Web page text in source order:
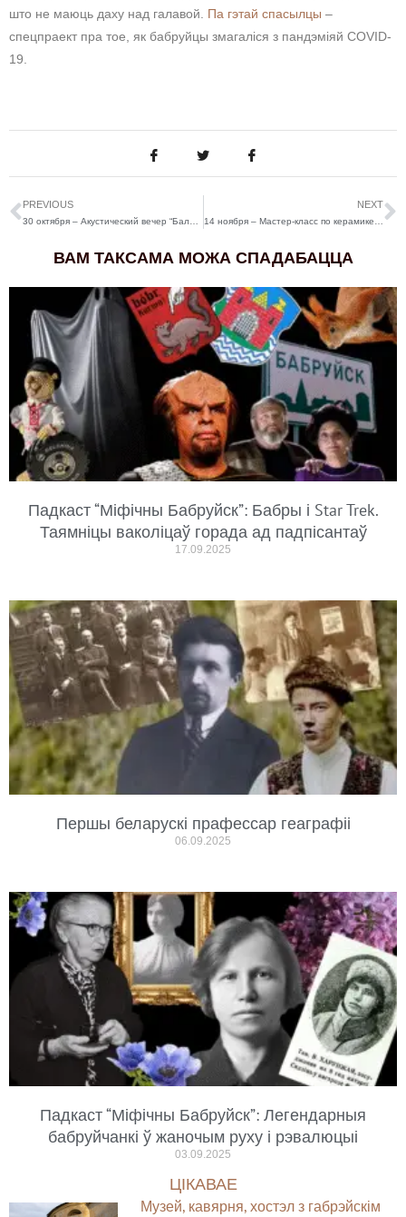
што не маюць даху над галавой. Па гэтай спасылцы –
спецпраект пра тое, як бабруйцы змагаліся з пандэміяй COVID-
19.
PREVIOUS
30 октября – Акустический вечер “Бальза” и “4Комнаты”
NEXT
14 ноября – Мастер-класс по керамике от Елены Мороз
ВАМ ТАКСАМА МОЖА СПАДАБАЦЦА
Падкаст “Міфічны Бабруйск”: Бабры і Star Trek.
Таямніцы ваколіцаў горада ад падпісантаў
17.09.2025
Першы беларускі прафессар геаграфіі
06.09.2025
Падкаст “Міфічны Бабруйск”: Легендарныя
бабруйчанкі ў жаночым руху і рэвалюцыі
03.09.2025
ЦІКАВАЕ
Музей, кавярня, хостэл з габрэйскім